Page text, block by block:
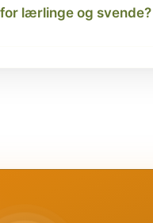
lærlinge og svende?